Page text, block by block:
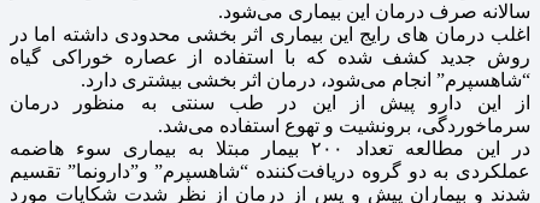
سالانه صرف درمان این بیماری می‌شود.
اغلب درمان های رایج این بیماری اثر بخشی محدودی داشته اما در
روش جدید کشف شده که با استفاده از عصاره خوراکی گیاه
“شاهسپرم” انجام می‌شود، درمان اثر بخشی بیشتری دارد.
از این دارو پیش از این در طب سنتی به منظور درمان
سرماخوردگی، برونشیت و تهوع استفاده می‌شد.
در این مطالعه تعداد ‪ ۲۰۰‬بیمار مبتلا به بیماری سوء هاضمه
عملکردی به دو گروه دریافت‌کننده “شاهسپرم” و”دارونما” تقسیم
شدند و بیماران پیش و پس از درمان از نظر شدت شکایات مورد